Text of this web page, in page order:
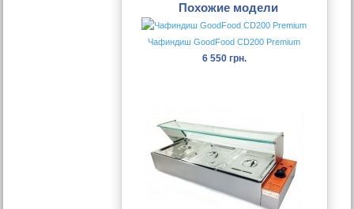
Похожие модели
Чафиндиш GoodFood CD200 Premium
6 550 грн.